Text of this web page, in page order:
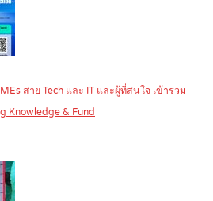
สาย Tech และ IT และผู้ที่สนใจ เข้าร่วม
Knowledge & Fund